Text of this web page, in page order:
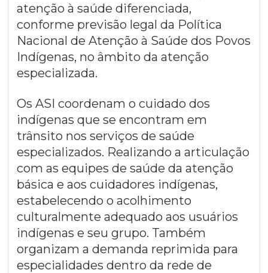
atenção à saúde diferenciada,
conforme previsão legal da Política
Nacional de Atenção à Saúde dos Povos
Indígenas, no âmbito da atenção
especializada.
Os ASI coordenam o cuidado dos
indígenas que se encontram em
trânsito nos serviços de saúde
especializados. Realizando a articulação
com as equipes de saúde da atenção
básica e aos cuidadores indígenas,
estabelecendo o acolhimento
culturalmente adequado aos usuários
indígenas e seu grupo. Também
organizam a demanda reprimida para
especialidades dentro da rede de